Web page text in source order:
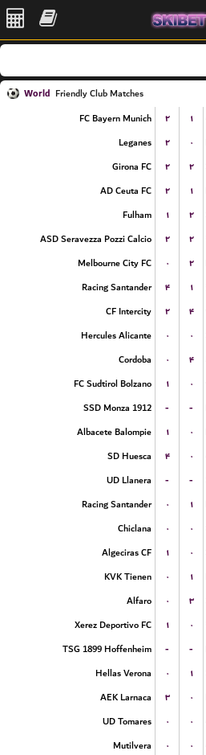
World Friendly Club Matches
FC Bayern Munich
۲ ۱
Leganes
۲ ۰
Girona FC
۲ ۲
AD Ceuta FC
۲ ۱
Fulham
۱ ۲
ASD Seravezza Pozzi Calcio
۲ ۲
Melbourne City FC
۰ ۲
Racing Santander
۴ ۱
CF Intercity
۲ ۴
Hercules Alicante
۰ ۰
Cordoba
۰ ۴
FC Sudtirol Bolzano
۱ ۰
SSD Monza 1912
- -
Albacete Balompie
۱ ۰
SD Huesca
۴ ۰
UD Llanera
- -
Racing Santander
۰ ۱
Chiclana
۰ ۰
Algeciras CF
۱ ۰
KVK Tienen
۰ ۱
Alfaro
۰ ۳
Xerez Deportivo FC
۱ ۰
TSG 1899 Hoffenheim
- -
Hellas Verona
۰ ۱
AEK Larnaca
۳ ۰
UD Tomares
۰ ۰
Mutilvera
۰ ۰